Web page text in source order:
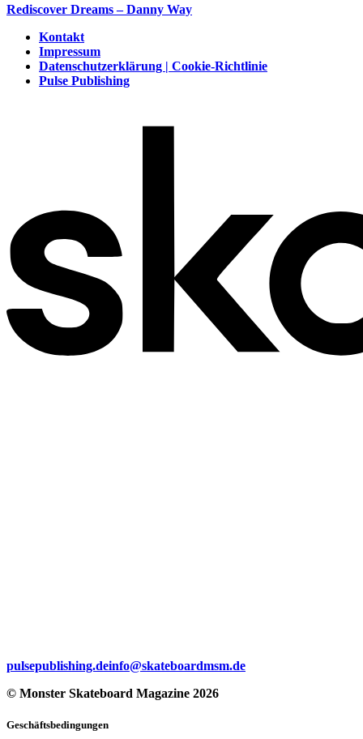
Rediscover Dreams – Danny Way
Kontakt
Impressum
Datenschutzerklärung | Cookie-Richtlinie
Pulse Publishing
pulsepublishing.deinfo@skateboardmsm.de
© Monster Skateboard Magazine 2026
Geschäftsbedingungen